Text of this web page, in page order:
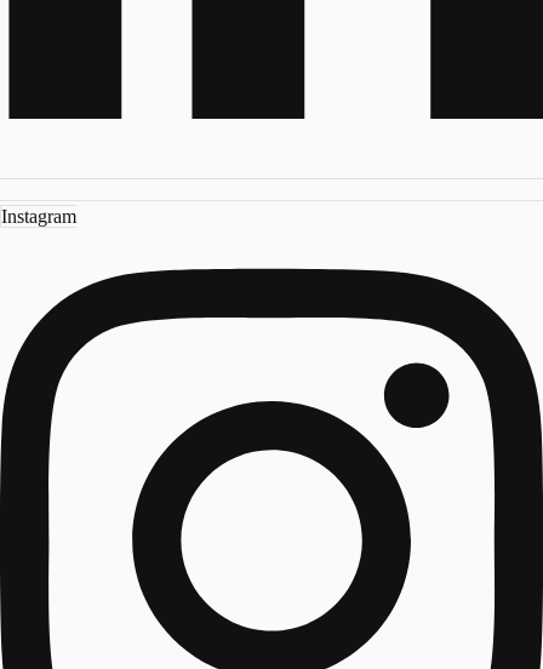
Instagram